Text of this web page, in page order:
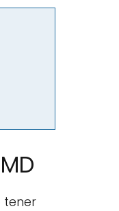
tener